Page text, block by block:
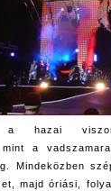
a hazai
a
Mindeközben
majd óriási,